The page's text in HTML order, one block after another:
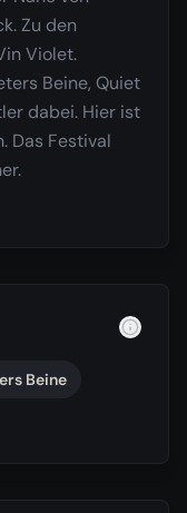
Zu den
Violet.
Beine, Quiet
dabei. Hier ist
Das Festival
Beine